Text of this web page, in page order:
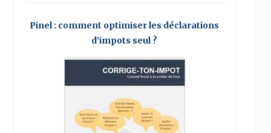
Pinel : comment optimiser les déclarations
d’impots seul ?